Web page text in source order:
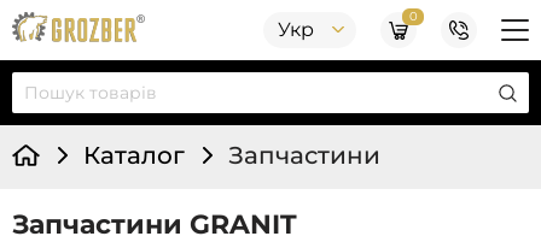
Укр
0
Каталог Запчастини
Запчастини GRANIT